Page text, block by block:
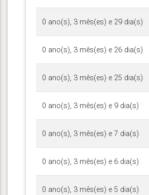
0 ano(s), 3 mês(es) e 29 dia(s)
0 ano(s), 3 mês(es) e 26 dia(s)
0 ano(s), 3 mês(es) e 25 dia(s)
0 ano(s), 3 mês(es) e 9 dia(s)
0 ano(s), 3 mês(es) e 7 dia(s)
0 ano(s), 3 mês(es) e 6 dia(s)
0 ano(s), 3 mês(es) e 5 dia(s)